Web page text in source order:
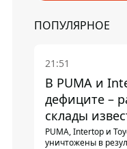
ПОПУЛЯРНОЕ
21:51
В PUMA и
дефиците –
склады
PUMA, Intertop и
уничтожены в